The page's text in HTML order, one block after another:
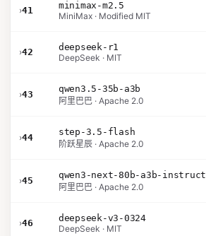
›41
minimax-m2.5
MiniMax · Modified MIT
›42
deepseek-r1
DeepSeek · MIT
›43
qwen3.5-35b-a3b
阿里巴巴 · Apache 2.0
›44
step-3.5-flash
阶跃星辰 · Apache 2.0
›45
qwen3-next-80b-a3b-instruct
阿里巴巴 · Apache 2.0
›46
deepseek-v3-0324
DeepSeek · MIT